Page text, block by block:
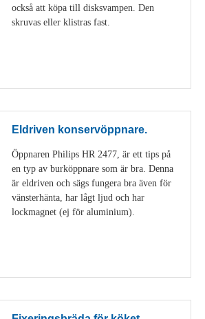
också att köpa till disksvampen. Den
skruvas eller klistras fast.
Eldriven konservöppnare.
Öppnaren Philips HR 2477, är ett tips på
en typ av burköppnare som är bra. Denna
är eldriven och sägs fungera bra även för
vänsterhänta, har lågt ljud och har
lockmagnet (ej för aluminium).